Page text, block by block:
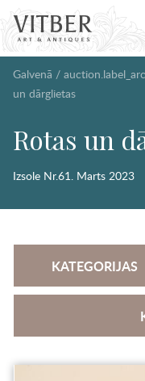
Galvenā /
un dārglietas
Rotas un
Izsole Nr.61. Marts 2023
KATEGORIJAS